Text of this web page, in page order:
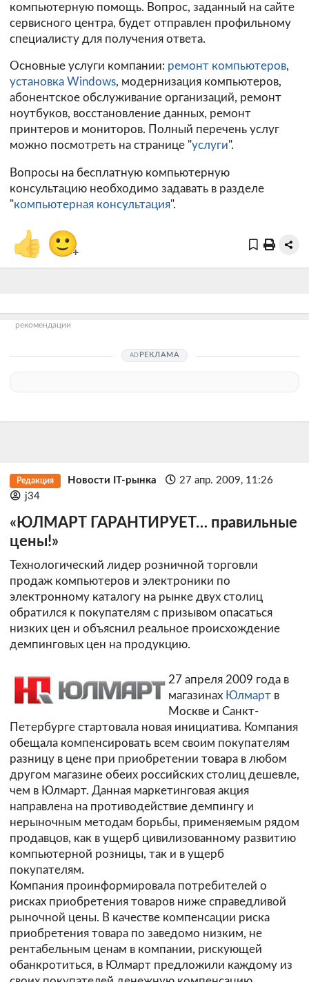
компьютерную помощь. Вопрос, заданный на сайте
сервисного центра, будет отправлен профильному
специалисту для получения ответа.
Основные услуги компании: ремонт компьютеров,
установка Windows, модернизация компьютеров,
абонентское обслуживание организаций, ремонт
ноутбуков, восстановление данных, ремонт
принтеров и мониторов. Полный перечень услуг
можно посмотреть на странице "услуги".
Вопросы на бесплатную компьютерную
консультацию необходимо задавать в разделе
"компьютерная консультация".
👍 🙂+
рекомендации
РЕКЛАМА
Редакция Новости IT-рынка
27 апр. 2009, 11:26
j34
«ЮЛМАРТ ГАРАНТИРУЕТ… правильные
цены!»
Технологический лидер розничной торговли
продаж компьютеров и электроники по
электронному каталогу на рынке двух столиц
обратился к покупателям с призывом опасаться
низких цен и объяснил реальное происхождение
демпинговых цен на продукцию.
27 апреля 2009 года в
магазинах Юлмарт в
Москве и Санкт-
Петербурге стартовала новая инициатива. Компания
обещала компенсировать всем своим покупателям
разницу в цене при приобретении товара в любом
другом магазине обеих российских столиц дешевле,
чем в Юлмарт. Данная маркетинговая акция
направлена на противодействие демпингу и
нерыночным методам борьбы, применяемым рядом
продавцов, как в ущерб цивилизованному развитию
компьютерной розницы, так и в ущерб
покупателям.
Компания проинформировала потребителей о
рисках приобретения товаров ниже справедливой
рыночной цены. В качестве компенсации риска
приобретения товара по заведомо низким, не
рентабельным ценам в компании, рискующей
обанкротиться, в Юлмарт предложили каждому из